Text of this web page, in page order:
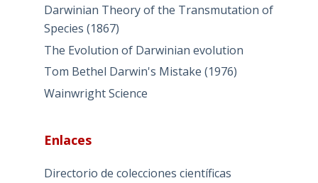
Darwinian Theory of the Transmutation of
Species (1867)
The Evolution of Darwinian evolution
Tom Bethel Darwin's Mistake (1976)
Wainwright Science
Enlaces
Directorio de colecciones científicas